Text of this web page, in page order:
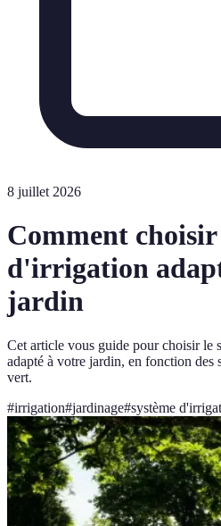
8 juillet 2026
Comment choisir
d'irrigation
jardin
Cet article vous guide pour choisir le
adapté à votre jardin, en fonction des
vert.
#irrigation#jardinage#système